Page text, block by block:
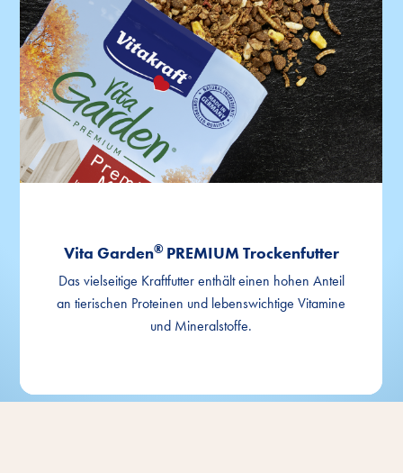
Vita Garden® PREMIUM Trockenfutter
Das vielseitige Kraftfutter enthält einen hohen Anteil
an tierischen Proteinen und lebenswichtige Vitamine
und Mineralstoffe.